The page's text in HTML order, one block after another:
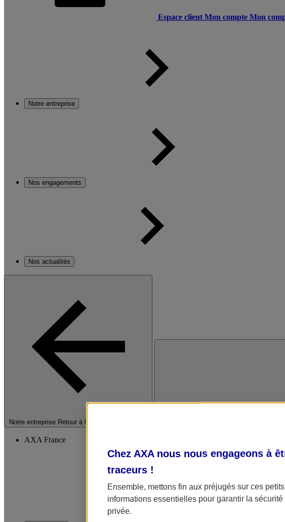
Espace client Mon compte Mon
Notre entreprise
Nos engagements
Nos actualités
Notre entreprise Retour à la section précédente
AXA France
Chez AXA nous nous engageons à
traceurs !
Ensemble, mettons fin aux préjugés sur ces
informations essentielles pour garantir la
privée.